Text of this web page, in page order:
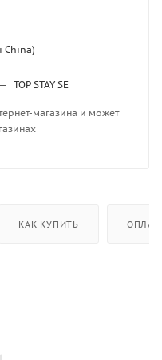
China)
— TOP STAY SE
магазина и может
КАК КУПИТЬ